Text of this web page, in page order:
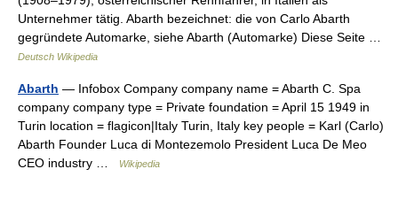
Unternehmer tätig. Abarth bezeichnet: die von Carlo Abarth
gegründete Automarke, siehe Abarth (Automarke) Diese Seite …
Deutsch Wikipedia
Abarth — Infobox Company company name = Abarth C. Spa
company company type = Private foundation = April 15 1949 in
Turin location = flagicon|Italy Turin, Italy key people = Karl (Carlo)
Abarth Founder Luca di Montezemolo President Luca De Meo
CEO industry …
Wikipedia